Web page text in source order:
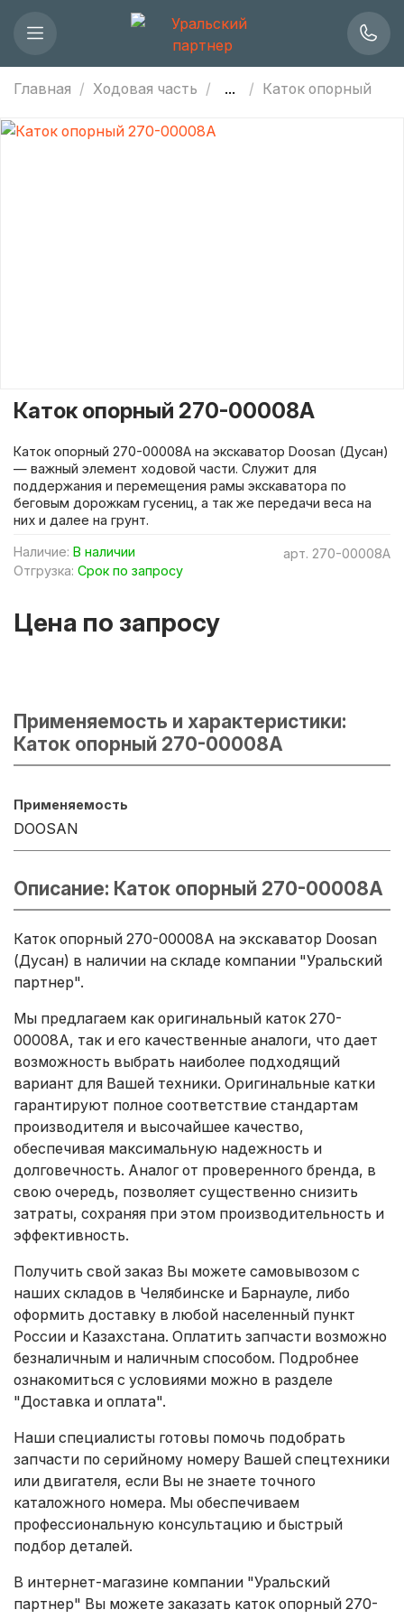
Главная Ходовая часть ... Каток опорный
арт. 270-00008A
Наличие: В наличии
Отгрузка: Срок по запросу
Каток опорный 270-00008A
Цена по запросу
Каток опорный 270-00008A на экскаватор Doosan (Дусан)
— важный элемент ходовой части. Служит для
поддержания и перемещения рамы экскаватора по
беговым дорожкам гусениц, а так же передачи веса на
них и далее на грунт.
Применяемость и характеристики:
Каток опорный 270-00008A
Применяемость
DOOSAN
Описание: Каток опорный 270-00008A
Каток опорный 270-00008A на экскаватор Doosan
(Дусан) в наличии на складе компании "Уральский
партнер".
Мы предлагаем как оригинальный каток 270-
00008A, так и его качественные аналоги, что дает
возможность выбрать наиболее подходящий
вариант для Вашей техники. Оригинальные катки
гарантируют полное соответствие стандартам
производителя и высочайшее качество,
обеспечивая максимальную надежность и
долговечность. Аналог от проверенного бренда, в
свою очередь, позволяет существенно снизить
затраты, сохраняя при этом производительность и
эффективность.
Получить свой заказ Вы можете самовывозом с
наших складов в Челябинске и Барнауле, либо
оформить доставку в любой населенный пункт
России и Казахстана. Оплатить запчасти возможно
безналичным и наличным способом. Подробнее
ознакомиться с условиями можно в разделе
"Доставка и оплата".
Наши специалисты готовы помочь подобрать
запчасти по серийному номеру Вашей спецтехники
или двигателя, если Вы не знаете точного
каталожного номера. Мы обеспечиваем
профессиональную консультацию и быстрый
подбор деталей.
В интернет-магазине компании "Уральский
партнер" Вы можете заказать каток опорный 270-